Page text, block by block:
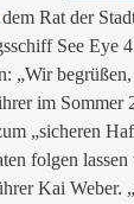
dem Rat der
See Eye
„Wir
im Sommer
„sicheren
folgen
Kai Weber.